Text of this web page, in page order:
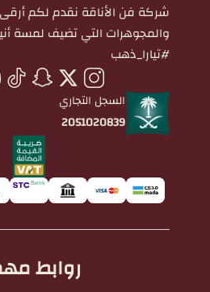
شركة فن الأناقة نقدم لكم
والمجوهرات التي تضيف لمسة
#تيارا_ذهب
السجل التجاري
2051020839
روابط